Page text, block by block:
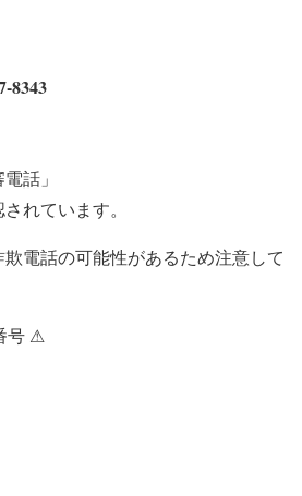
8343
話」
れています。
電話の可能性があるため注意して
号 ⚠